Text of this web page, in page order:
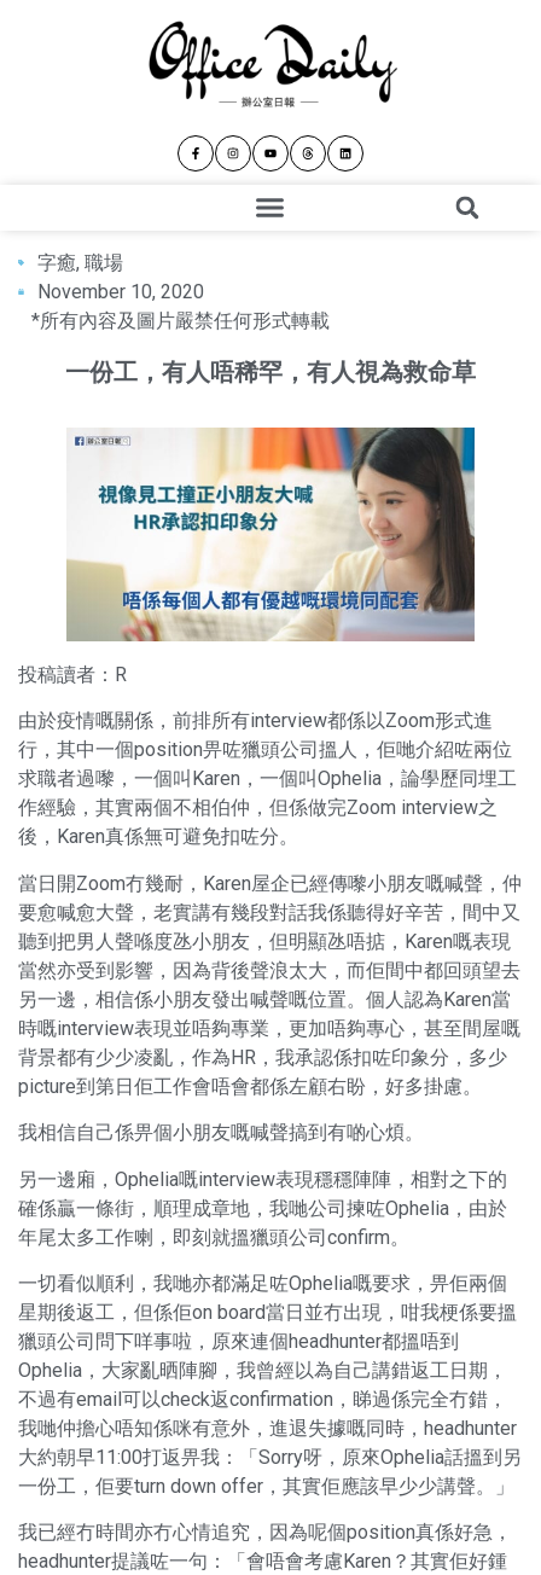
字癒, 職場
November 10, 2020
*所有內容及圖片嚴禁任何形式轉載
一份工，有人唔稀罕，有人視為救命草
投稿讀者：R
由於疫情嘅關係，前排所有interview都係以Zoom形式進
行，其中一個position畀咗獵頭公司搵人，佢哋介紹咗兩位
求職者過嚟，一個叫Karen，一個叫Ophelia，論學歷同埋工
作經驗，其實兩個不相伯仲，但係做完Zoom interview之
後，Karen真係無可避免扣咗分。
當日開Zoom冇幾耐，Karen屋企已經傳嚟小朋友嘅喊聲，仲
要愈喊愈大聲，老實講有幾段對話我係聽得好辛苦，間中又
聽到把男人聲喺度氹小朋友，但明顯氹唔掂，Karen嘅表現
當然亦受到影響，因為背後聲浪太大，而佢間中都回頭望去
另一邊，相信係小朋友發出喊聲嘅位置。個人認為Karen當
時嘅interview表現並唔夠專業，更加唔夠專心，甚至間屋嘅
背景都有少少凌亂，作為HR，我承認係扣咗印象分，多少
picture到第日佢工作會唔會都係左顧右盼，好多掛慮。
我相信自己係畀個小朋友嘅喊聲搞到有啲心煩。
另一邊廂，Ophelia嘅interview表現穩穩陣陣，相對之下的
確係贏一條街，順理成章地，我哋公司揀咗Ophelia，由於
年尾太多工作喇，即刻就搵獵頭公司confirm。
一切看似順利，我哋亦都滿足咗Ophelia嘅要求，畀佢兩個
星期後返工，但係佢on board當日並冇出現，咁我梗係要搵
獵頭公司問下咩事啦，原來連個headhunter都搵唔到
Ophelia，大家亂晒陣腳，我曾經以為自己講錯返工日期，
不過有email可以check返confirmation，睇過係完全冇錯，
我哋仲擔心唔知係咪有意外，進退失據嘅同時，headhunter
大約朝早11:00打返畀我：「Sorry呀，原來Ophelia話搵到另
一份工，佢要turn down offer，其實佢應該早少少講聲。」
我已經冇時間亦冇心情追究，因為呢個position真係好急，
headhunter提議咗一句：「會唔會考慮Karen？其實佢好鍾